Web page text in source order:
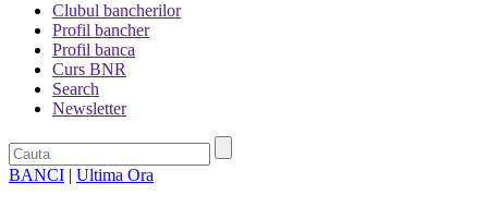
Clubul bancherilor
Profil bancher
Profil banca
Curs BNR
Search
Newsletter
BANCI | Ultima Ora